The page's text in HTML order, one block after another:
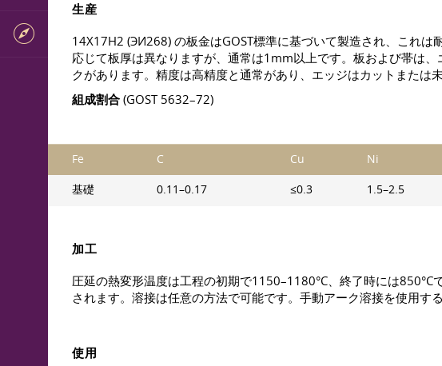
生産
14Х17Н2 (ЭИ268) の板金はGOST標準に基づいて製造され、これは
応じて板厚は異なりますが、通常は1mm以上です。板および帯は
クがあります。精度は高精度と通常があり、エッジはカットまたは未
組成割合 (GOST 5632–72)
Fe C Cu Ni
基礎 0.11–0.17 ≤0.3 1.5–2.5
加工
圧延の熱変形温度は工程の初期で1150–1180°C、終了時には
されます。溶接は任意の方法で可能です。手動アーク溶接を使用す
使用